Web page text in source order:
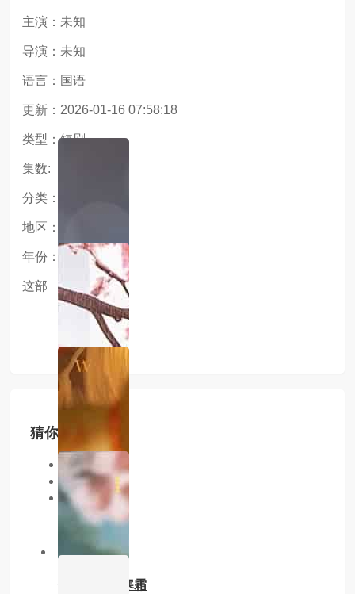
主演：未知
导演：未知
语言：国语
更新：2026-01-16 07:58:18
类型：短剧
集数:
分类：短剧
地区：大陆
年份：2025
这部
猜你喜欢
同类型
同地区
同年份
已完结
他的玫瑰与寒霜